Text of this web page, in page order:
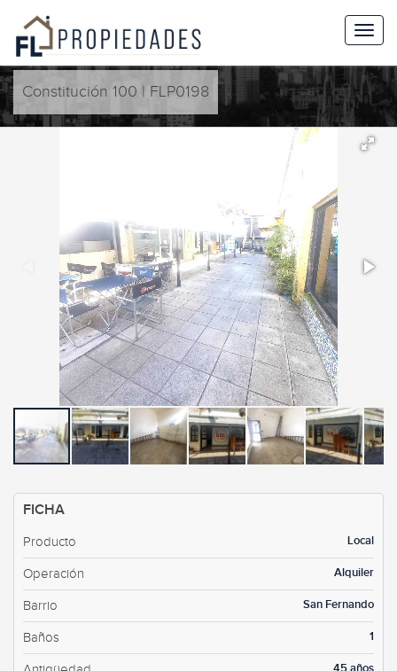
Constitución 100 | FLP0198
FICHA
Producto Local
Operación Alquiler
Barrio San Fernando
Baños 1